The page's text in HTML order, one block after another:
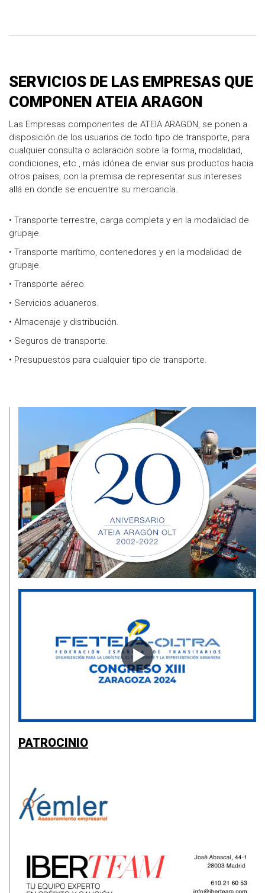
SERVICIOS DE LAS EMPRESAS QUE
COMPONEN ATEIA ARAGON
Las Empresas componentes de ATEIA ARAGON, se ponen a
disposición de los usuarios de todo tipo de transporte, para
cualquier consulta o aclaración sobre la forma, modalidad,
condiciones, etc., más idónea de enviar sus productos hacia
otros países, con la premisa de representar sus intereses
allá en donde se encuentre su mercancía.
• Transporte terrestre, carga completa y en la modalidad de
grupaje.
• Transporte marítimo, contenedores y en la modalidad de
grupaje.
• Transporte aéreo.
• Servicios aduaneros.
• Almacenaje y distribución.
• Seguros de transporte.
• Presupuestos para cualquier tipo de transporte.
PATROCINIO